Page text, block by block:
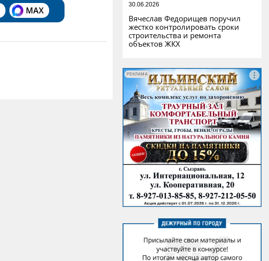
MAX
30.06.2026
Вячеслав Федорищев поручил
жестко контролировать сроки
строительства и ремонта
объектов ЖКХ
РЕКЛАМА